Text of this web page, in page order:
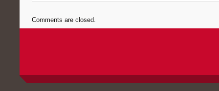
Comments are closed.